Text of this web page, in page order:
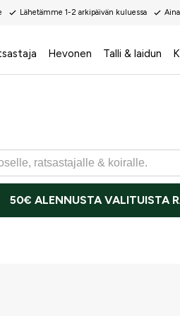
Lähetämme 1-2 arkipäivän kuluessa
Hevonen Talli & laidun
50€ ALENNUSTA VALITUISTA